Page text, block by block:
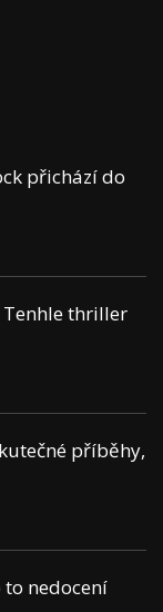
přichází do
thriller
příběhy,
to nedocení